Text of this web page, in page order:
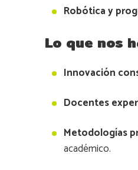
Robótica y
Lo que nos
Innovación
Docentes
Metodologías
académico.